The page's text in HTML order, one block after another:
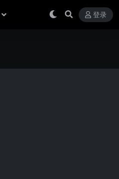
登录